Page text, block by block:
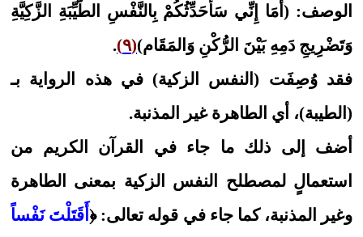
الوصف: (أَمَا إِنِّي‏ سَأُحَدِّثُكُمْ‏ بِالنَّفْسِ الطَّيِّبَةِ الزَّكِيَّةِ
وَتَضْرِيجِ دَمِهِ بَيْنَ الرُّكْنِ وَالمَقَام)(٩)
.
فقد وُصِفَت (النفس الزكية) في هذه الرواية بـ
(الطيبة)، أي الطاهرة غير المذنبة.
أضف إلى ذلك ما جاء في القرآن الكريم من
استعمالٍ لمصطلح النفس الزكية بمعنى الطاهرة
وغير المذنبة، كما جاء في قوله تعالى: ﴿أَقَتَلْتَ نَفْساً